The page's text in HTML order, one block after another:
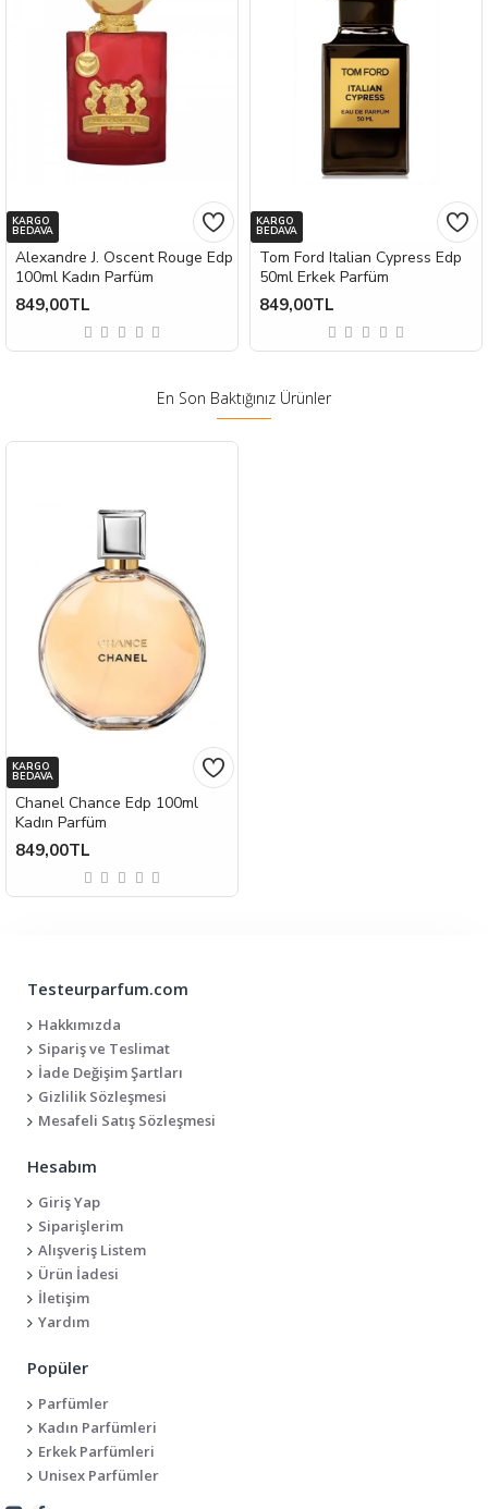
KARGO
BEDAVA
Alexandre J. Oscent Rouge Edp
100ml Kadın Parfüm
849,00TL
KARGO
BEDAVA
Tom Ford Italian Cypress Edp
50ml Erkek Parfüm
849,00TL
En Son Baktığınız Ürünler
KARGO
BEDAVA
Chanel Chance Edp 100ml
Kadın Parfüm
849,00TL
Testeurparfum.com
Hakkımızda
Sipariş ve Teslimat
İade Değişim Şartları
Gizlilik Sözleşmesi
Mesafeli Satış Sözleşmesi
Hesabım
Giriş Yap
Siparişlerim
Alışveriş Listem
Ürün İadesi
İletişim
Yardım
Popüler
Parfümler
Kadın Parfümleri
Erkek Parfümleri
Unisex Parfümler